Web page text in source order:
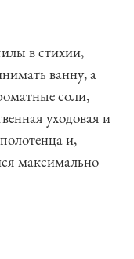
в стихии,
ванну, а
соли,
уходовая и
и,
максимально